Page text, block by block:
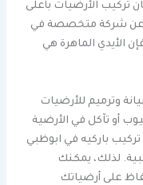
تركيب الأرضيات بأعلى
عن شركة متخصصة في
الأيدي الماهرة هي
وترميم للأرضيات
أو تآكل في الأرضية
باركيه في ابوظبي
لذلك، يمكنك
على أرضياتك